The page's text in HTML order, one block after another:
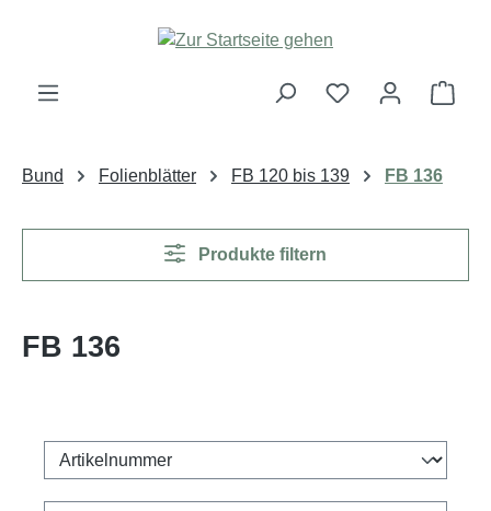
Zum Hauptinhalt springen
Bund Folienblätter FB 120 bis 139 FB 136
Produkte filtern
FB 136